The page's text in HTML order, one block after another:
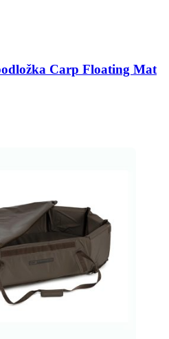
Carp Floating Mat